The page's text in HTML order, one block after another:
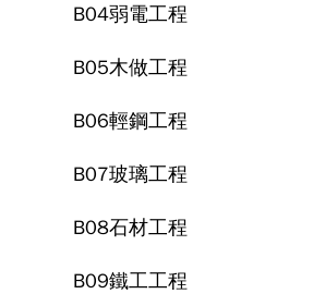
B04弱電工程
B05木做工程
B06輕鋼工程
B07玻璃工程
B08石材工程
B09鐵工工程